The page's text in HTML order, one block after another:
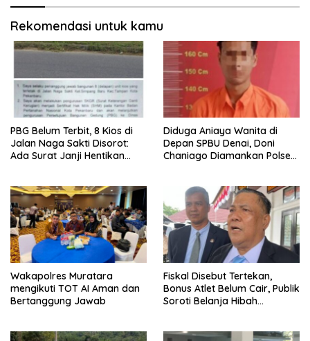
Rekomendasi untuk kamu
PBG Belum Terbit, 8 Kios di
Jalan Naga Sakti Disorot:
Ada Surat Janji Hentikan
Diduga Aniaya Wanita di
Depan SPBU Denai, Doni
Chaniago Diamankan Polsek
Wakapolres Muratara
mengikuti TOT AI Aman dan
Bertanggung Jawab
Fiskal Disebut Tertekan,
Bonus Atlet Belum Cair, Publik
Soroti Belanja Hibah